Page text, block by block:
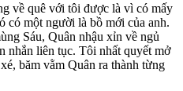
về quê với tôi được là vì có mấy
có một người là bồ mới của anh.
Sáu, Quân nhậu xỉn về ngủ
nhắn liên tục. Tôi nhất quyết mở
băm vằm Quân ra thành từng